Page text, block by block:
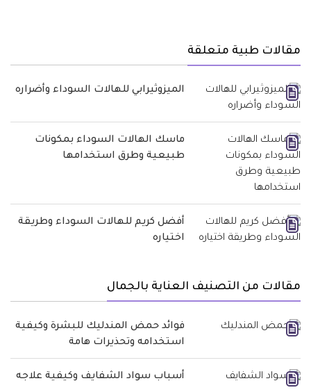
مقالات طبية متعلقة
الميزوثيرابي للهالات السوداء وأضراره
ماسك الهالات السوداء بمكونات
طبيعية وطرق استخدامها
أفضل كريم للهالات السوداء وطريقة
اختياره
مقالات من التصنيف العناية بالجمال
فوائد حمض المندليك للبشرة وكيفية
استخدامه وتحذيرات هامة
أسباب سواد الشفايف وكيفية علاجه